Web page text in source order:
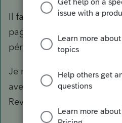
Il faut remplir la page 3
page 2, répartir les salaires
périodes de l'année.
Je n'ai pas FX, je prépare
avec le PDF, remplissable
Revenu Quebec.